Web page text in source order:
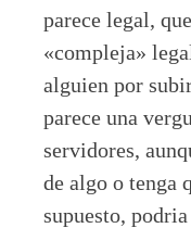
parece legal,
«compleja»
alguien por
parece una
servidores,
de algo o tenga
supuesto,